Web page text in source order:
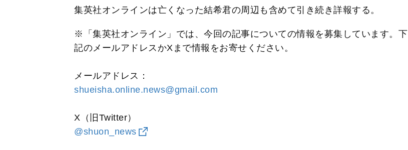
集英社オンラインは亡くなった結希君の周辺も含めて引き続き詳報する。
※「集英社オンライン」では、今回の記事についての情報を募集しています。下
記のメールアドレスかXまで情報をお寄せください。
メールアドレス：
shueisha.online.news@gmail.com
X（旧Twitter）
@shuon_news